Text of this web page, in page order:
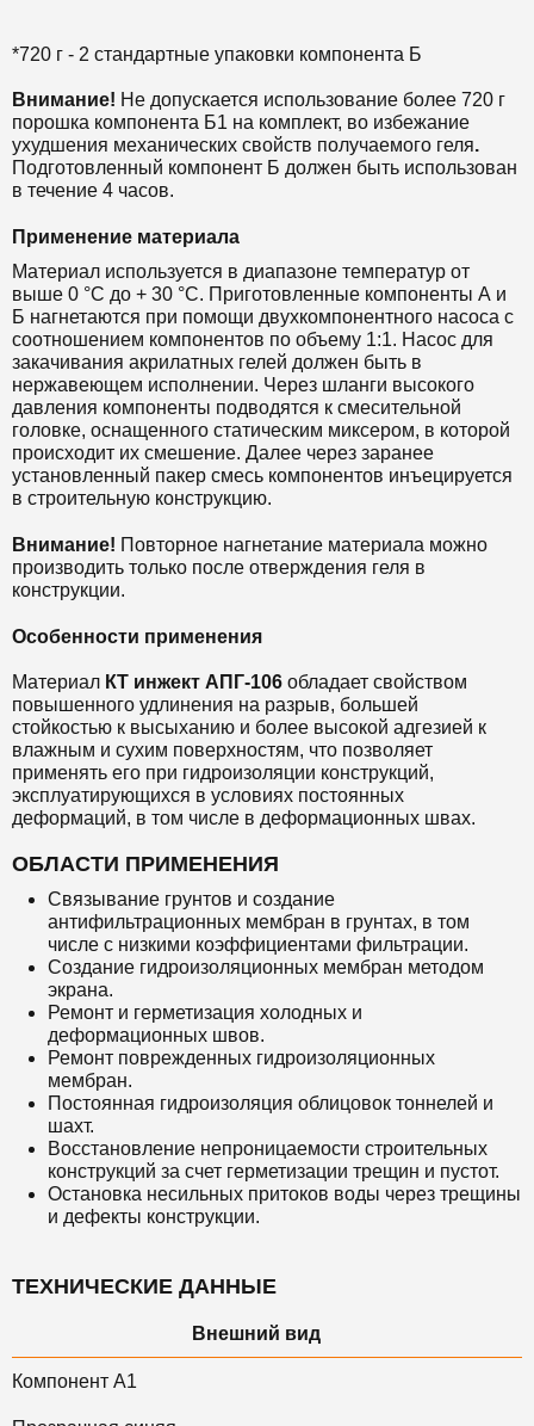
*720 г - 2 стандартные упаковки компонента Б
Внимание! Не допускается использование более 720 г
порошка компонента Б1 на комплект, во избежание
ухудшения механических свойств получаемого геля.
Подготовленный компонент Б должен быть использован
в течение 4 часов.
Применение материала
Материал используется в диапазоне температур от
выше 0 °С до + 30 °С. Приготовленные компоненты А и
Б нагнетаются при помощи двухкомпонентного насоса с
соотношением компонентов по объему 1:1. Насос для
закачивания акрилатных гелей должен быть в
нержавеющем исполнении. Через шланги высокого
давления компоненты подводятся к смесительной
головке, оснащенного статическим миксером, в которой
происходит их смешение. Далее через заранее
установленный пакер смесь компонентов инъецируется
в строительную конструкцию.
Внимание! Повторное нагнетание материала можно
производить только после отверждения геля в
конструкции.
Особенности применения
Материал КТ инжект АПГ-106 обладает свойством
повышенного удлинения на разрыв, большей
стойкостью к высыханию и более высокой адгезией к
влажным и сухим поверхностям, что позволяет
применять его при гидроизоляции конструкций,
эксплуатирующихся в условиях постоянных
деформаций, в том числе в деформационных швах.
ОБЛАСТИ ПРИМЕНЕНИЯ
Связывание грунтов и создание
антифильтрационных мембран в грунтах, в том
числе с низкими коэффициентами фильтрации.
Создание гидроизоляционных мембран методом
экрана.
Ремонт и герметизация холодных и
деформационных швов.
Ремонт поврежденных гидроизоляционных
мембран.
Постоянная гидроизоляция облицовок тоннелей и
шахт.
Восстановление непроницаемости строительных
конструкций за счет герметизации трещин и пустот.
Остановка несильных притоков воды через трещины
и дефекты конструкции.
ТЕХНИЧЕСКИЕ ДАННЫЕ
Внешний вид
Компонент А1